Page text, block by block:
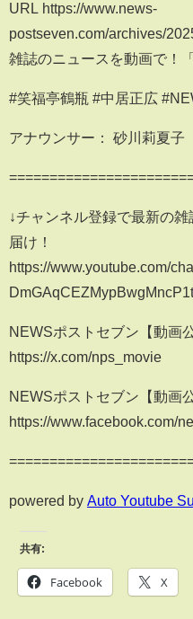
URL https://www.news-
postseven.com/archives/
雑誌のニュースを動画で！
#笑福亭鶴瓶 #中居正広
アナウンサー： 砂川莉夏子
↓チャンネル登録で最新の
届け！
https://www.youtube.com/
NEWSポストセブン【動画
https://x.com/nps_movie
NEWSポストセブン【動画
https://www.facebook.com/
powered by Auto Youtube
共有:
Facebook X